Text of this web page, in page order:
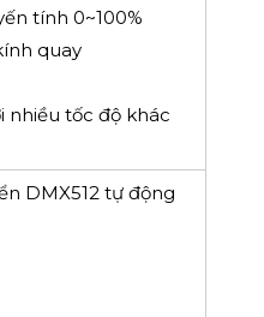
tính 0~100%
quay
nhiều tốc độ khác
DMX512 tự động